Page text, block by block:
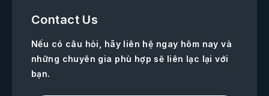
Contact Us
Nếu có câu hỏi, hãy liên hệ ngay hôm nay và
những chuyên gia phù hợp sẽ liên lạc lại với
bạn.